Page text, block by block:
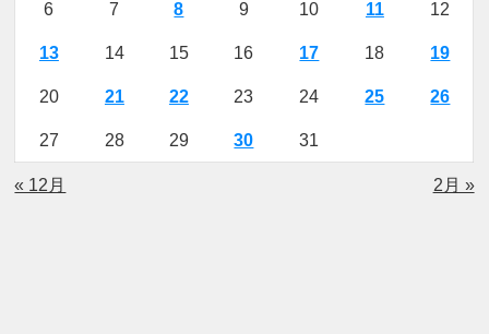
6 7 8 9 10 11 12
13 14 15 16 17 18 19
20 21 22 23 24 25 26
27 28 29 30 31
« 12月 2月 »